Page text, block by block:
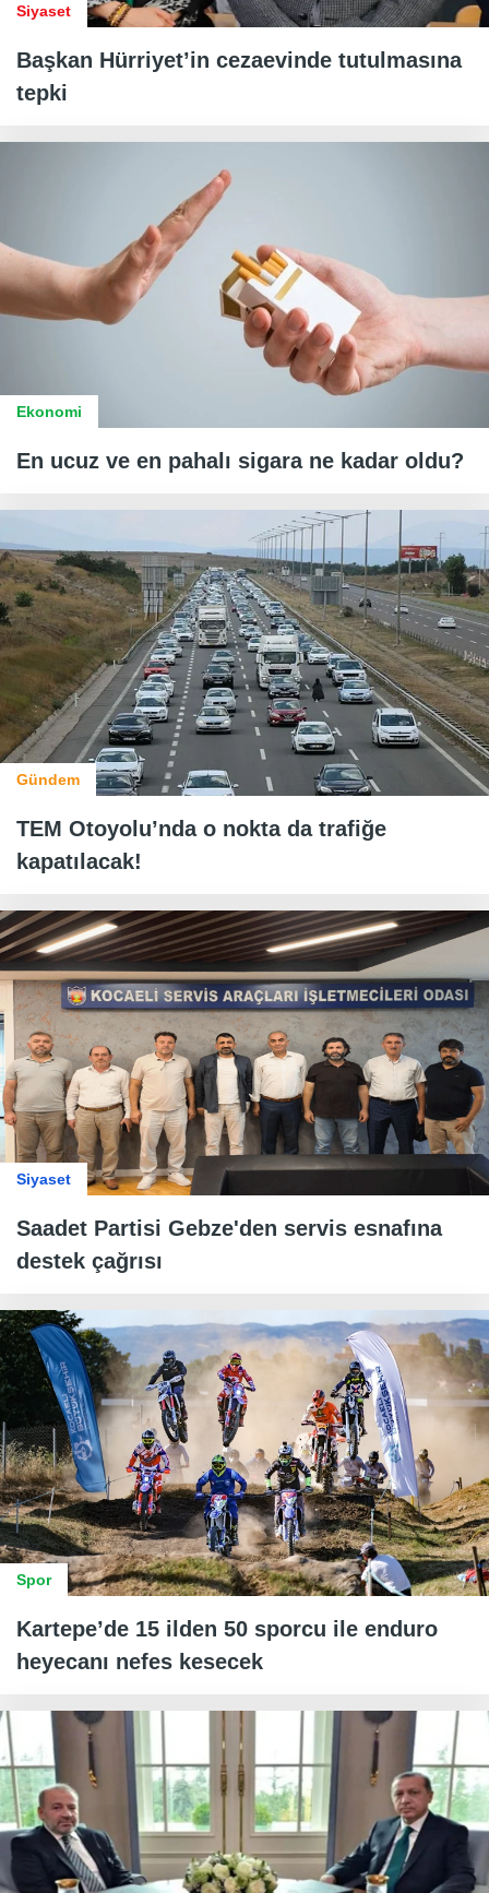
Siyaset
Başkan Hürriyet’in cezaevinde tutulmasına
tepki
Ekonomi
En ucuz ve en pahalı sigara ne kadar oldu?
Gündem
TEM Otoyolu’nda o nokta da trafiğe
kapatılacak!
Siyaset
Saadet Partisi Gebze'den servis esnafına
destek çağrısı
Spor
Kartepe’de 15 ilden 50 sporcu ile enduro
heyecanı nefes kesecek